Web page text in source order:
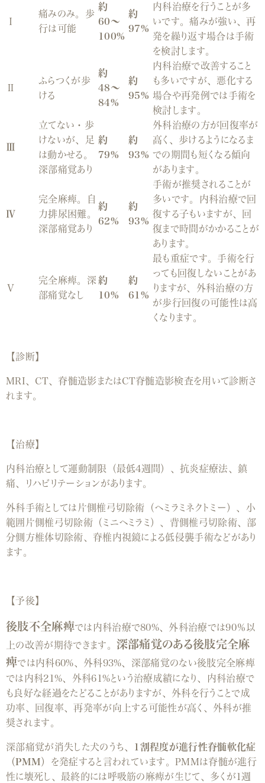
Ⅰ
痛みのみ。歩
行は可能
約
60〜
100%
約
97%
内科治療を行うことが多
いです。痛みが強い、再
発を繰り返す場合は手術
を検討します。
Ⅱ
ふらつくが歩
ける
約
48〜
84%
約
95%
内科治療で改善すること
も多いですが、悪化する
場合や再発例では手術を
検討します。
Ⅲ
立てない・歩
けないが、足
は動かせる。
深部痛覚あり
約
79%
約
93%
外科治療の方が回復率が
高く 、歩けるようになるま
での期間も短くなる傾向
があります。
Ⅳ
完全麻痺。自
力排尿困難。
深部痛覚あり
約
62%
約
93%
手術が推奨されることが
多いです。内科治療で回
復する子もいますが、回
復まで時間がかかることが
あります。
Ⅴ
完全麻痺。深
部痛覚なし
約
10%
約
61%
最も重症です。手術を行
っても回復しないことがあ
りますが、外科治療の方
が歩行回復の可能性は高
くなります。
【診断】
MRI、CT、脊髄造影またはCT脊髄造影検査を用いて診断さ
れます。
【治療】
内科治療として運動制限（最低4週間）、抗炎症療法、鎮
痛、リハビリテーションがあります。
外科手術としては片側椎弓切除術（ヘミラミネクトミー）、小
範囲片側椎弓切除術（ミニヘミラミ）、背側椎弓切除術、部
分側方椎体切除術、脊椎内視鏡による低侵襲手術などがあり
ます。
【予後】
後肢不全麻痺では内科治療で80%、外科治療では90％以
上の改善が期待できます。 深部痛覚のある後肢完全麻
痺では内科60%、外科93%、 深部痛覚のない後肢完全麻痺
では内科21%、外科61%という治療成績になり、内科治療で
も良好な経過をたどることがありますが、外科を行うことで成
功率、回復率、再発率が向上する可能性が高く、外科が推
奨されます。
深部痛覚が消失した犬のうち、 1 割程度が進行性脊髄軟化症
（PMM） を発症すると言われています。PMMは脊髄が進行
性に壊死し、最終的には呼吸筋の麻痺が生じて、多くが1週